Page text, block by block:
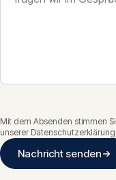
Mit dem Absenden stimmen
unserer Datenschutzerklärung
Nachricht senden